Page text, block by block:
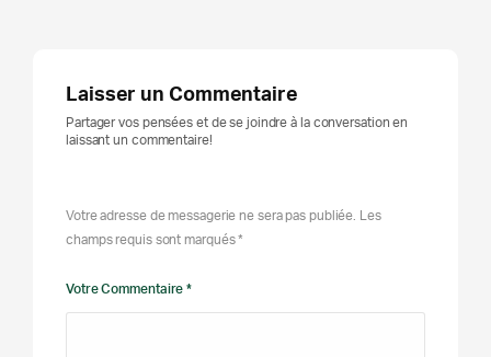
Laisser un Commentaire
Partager vos pensées et de se joindre à la conversation en
laissant un commentaire!
Votre adresse de messagerie ne sera pas publiée. Les
champs requis sont marqués *
Votre Commentaire *